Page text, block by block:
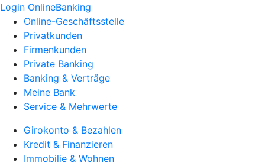
Login OnlineBanking
Online-Geschäftsstelle
Privatkunden
Firmenkunden
Private Banking
Banking & Verträge
Meine Bank
Service & Mehrwerte
Girokonto & Bezahlen
Kredit & Finanzieren
Immobilie & Wohnen